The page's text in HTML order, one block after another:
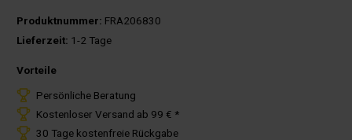
Produktnummer: FRA206830
Lieferzeit: 1-2 Tage
Vorteile
Persönliche Beratung
Kostenloser Versand ab 99 € *
30 Tage kostenfreie Rückgabe